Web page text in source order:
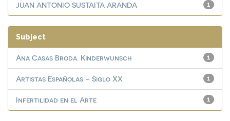
1
JUAN ANTONIO SUSTAITA ARANDA
Subject
1
Ana Casas Broda. Kinderwunsch
1
Artistas Españolas – Siglo XX
1
Infertilidad en el Arte